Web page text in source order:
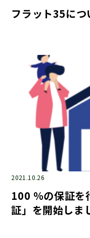
フラット35につ
2021.10.26
100 ％の保証
証」を開始しま